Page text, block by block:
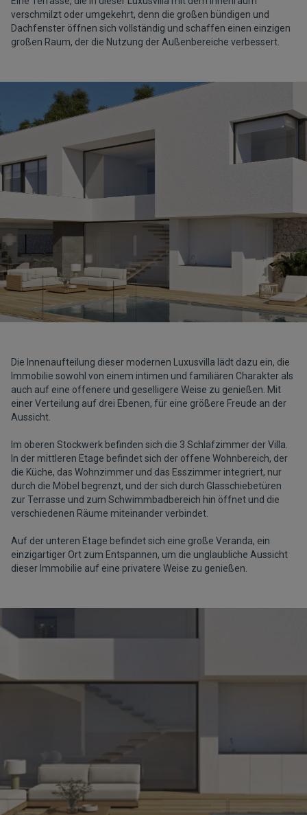
verschmilzt oder umgekehrt, denn die großen bündigen und
Dachfenster öffnen sich vollständig und schaffen einen einzigen
großen Raum, der die Nutzung der Außenbereiche verbessert.
Die Innenaufteilung dieser modernen Luxusvilla lädt dazu ein, die
Immobilie sowohl von einem intimen und familiären Charakter als
auch auf eine offenere und geselligere Weise zu genießen. Mit
einer Verteilung auf drei Ebenen, für eine größere Freude an der
Aussicht.
Im oberen Stockwerk befinden sich die 3 Schlafzimmer der Villa.
In der mittleren Etage befindet sich der offene Wohnbereich, der
die Küche, das Wohnzimmer und das Esszimmer integriert, nur
durch die Möbel begrenzt, und der sich durch Glasschiebetüren
zur Terrasse und zum Schwimmbadbereich hin öffnet und die
verschiedenen Räume miteinander verbindet.
Auf der unteren Etage befindet sich eine große Veranda, ein
einzigartiger Ort zum Entspannen, um die unglaubliche Aussicht
dieser Immobilie auf eine privatere Weise zu genießen.